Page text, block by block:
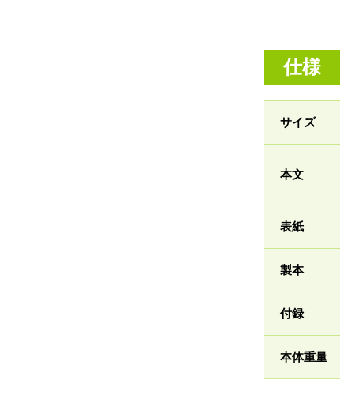
仕様
サイズ
本文
表紙
製本
付録
本体重量